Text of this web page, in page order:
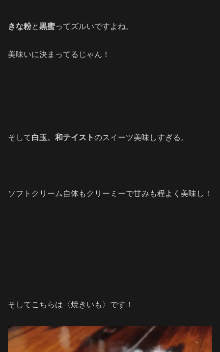
きな粉と黒蜜ってズルいですよね。
美味いに決まってるじゃん！
そして白玉。 和テイストのスイーツ美味しすぎる。
ソフトクリーム自体もクリーミーで甘みも程よく美味し！
そしてこちらは〈焼きいも〉です！